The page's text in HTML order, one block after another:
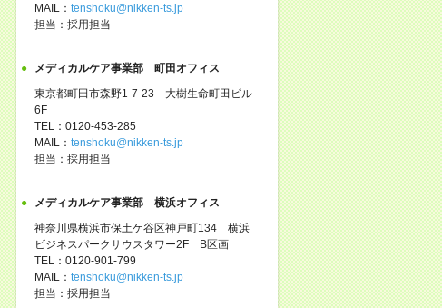
MAIL： tenshoku@nikken-ts.jp
担当：採用担当
メディカルケア事業部 町田オフィス
東京都町田市森野1-7-23 大樹生命町田ビル
6F
TEL：0120-453-285
MAIL： tenshoku@nikken-ts.jp
担当：採用担当
メディカルケア事業部 横浜オフィス
神奈川県横浜市保土ケ谷区神戸町134 横浜
ビジネスパークサウスタワー2F B区画
TEL：0120-901-799
MAIL： tenshoku@nikken-ts.jp
担当：採用担当